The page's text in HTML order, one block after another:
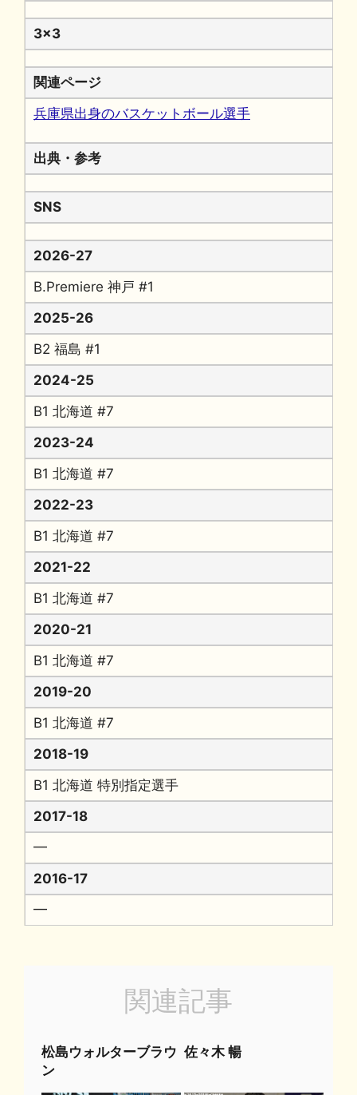
3x3
関連ページ
兵庫県出身のバスケットボール選手
出典・参考
SNS
2026-27
B.Premiere 神戸 #1
2025-26
B2 福島 #1
2024-25
B1 北海道 #7
2023-24
B1 北海道 #7
2022-23
B1 北海道 #7
2021-22
B1 北海道 #7
2020-21
B1 北海道 #7
2019-20
B1 北海道 #7
2018-19
B1 北海道 特別指定選手
2017-18
━
2016-17
━
関連記事
松島ウォルターブラウ
ン
佐々木 暢